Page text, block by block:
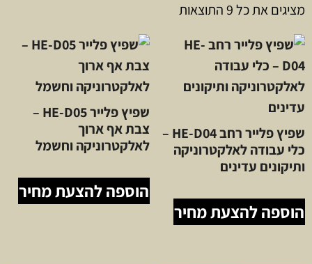
מציגים את כל ⁦9⁩ התוצאות
שפיץ פלייר רחב HE-D04 –
כלי עבודה לאלקטרוניקה
ותיקונים עדינים
הוספה להצעת מחיר
שפיץ פלייר HE-D05 –
צבת אף ארוך
לאלקטרוניקה וחשמל
הוספה להצעת מחיר